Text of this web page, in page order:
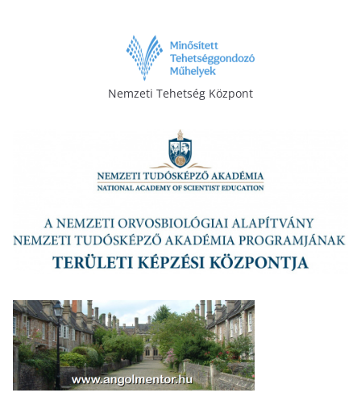
Nemzeti Tehetség Központ